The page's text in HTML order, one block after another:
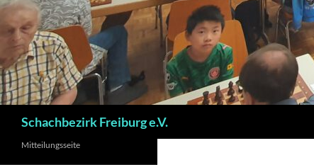
Schachbezirk Freiburg e.V.
Mitteilungsseite